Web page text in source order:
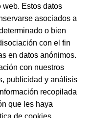
14
(Madrid)
web. Estos datos
asociados a
o bien
con el fin
en datos anónimos.
con nuestros
publicidad y análisis
recopilada
que les haya
de cookies